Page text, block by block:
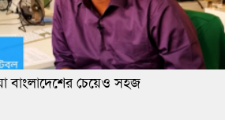
বাংলাদেশের চেয়েও সহজ